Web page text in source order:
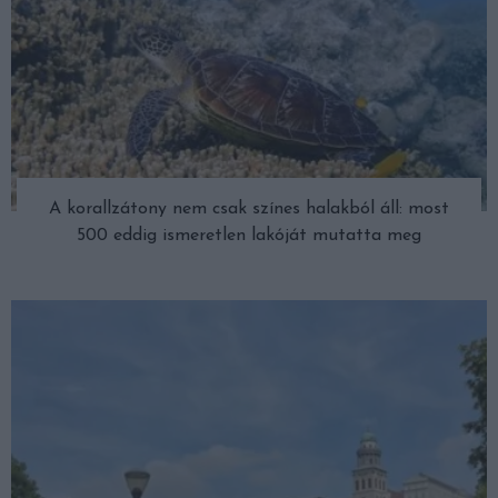
A korallzátony nem csak színes halakból áll: most
500 eddig ismeretlen lakóját mutatta meg